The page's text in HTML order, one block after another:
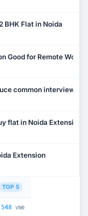
BHK Flat in Noida
Good for Remote Work?
common interview
flat in Noida Extension?
Extension
TOP 5
VNĐ